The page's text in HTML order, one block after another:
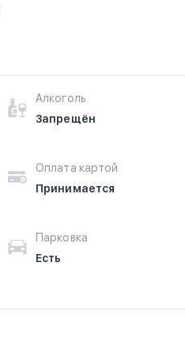
Алкоголь
Запрещён
Оплата картой
Принимается
Парковка
Есть